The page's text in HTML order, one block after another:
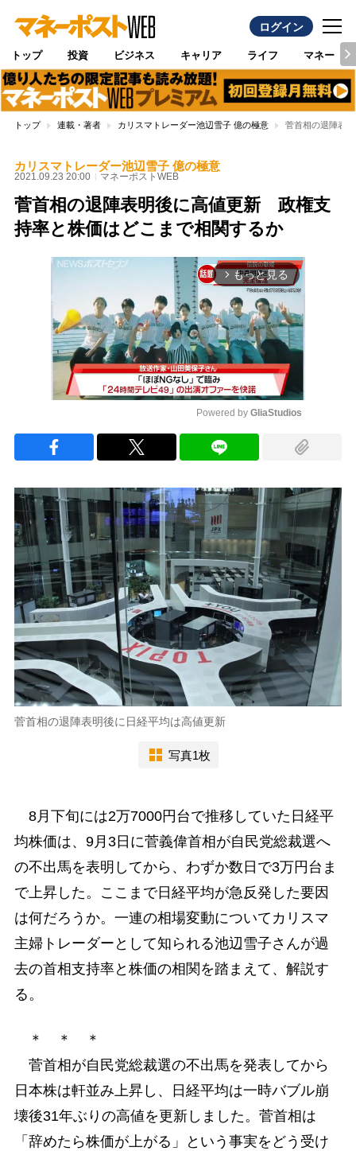
ログイン
トップ 投資 ビジネス キャリア ライフ マネー
トップ 連載・著者 カリスマトレーダー池辺雪子 億の極意 菅首相の退陣表
カリスマトレーダー池辺雪子 億の極意
2021.09.23 20:00 マネーポストWEB
菅首相の退陣表明後に高値更新 政権支
持率と株価はどこまで相関するか
arrow_forward_ios もっと見る
Powered by GliaStudios
菅首相の退陣表明後に日経平均は高値更新
写真1枚
8月下旬には2万7000円台で推移していた日経平
均株価は、9月3日に菅義偉首相が自民党総裁選へ
の不出馬を表明してから、わずか数日で3万円台ま
で上昇した。ここまで日経平均が急反発した要因
は何だろうか。一連の相場変動についてカリスマ
主婦トレーダーとして知られる池辺雪子さんが過
去の首相支持率と株価の相関を踏まえて、解説す
る。
＊ ＊ ＊
菅首相が自民党総裁選の不出馬を発表してから
日本株は軒並み上昇し、日経平均は一時バブル崩
壊後31年ぶりの高値を更新しました。菅首相は
「辞めたら株価が上がる」という事実をどう受け